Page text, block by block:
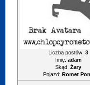
Liczba postów:3
Imię: adam
Skąd: Żary
Pojazd: Romet